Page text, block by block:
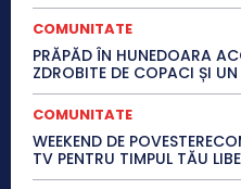
COMUNITATE
PRĂPĂD ÎN HUNEDOARA
ZDROBITE DE COPACI ȘI
COMUNITATE
WEEKEND DE
TV PENTRU TIMPUL TĂU